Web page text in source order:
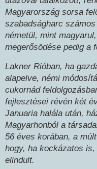
Magyarország sorsa
szabadságharc
németül, mint
megerősödése pedig a
Lakner Rióban, ha
alapelve, némi
cukornád
fejlesztései révén két
Januaria halála után,
Magyarhonból a
56 éves korában, a
hogy, ha kockázatos
elindult.